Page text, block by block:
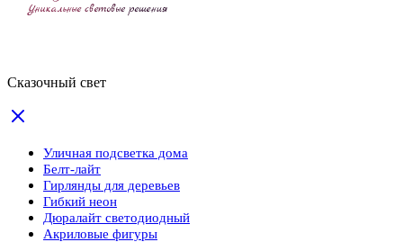
Сказочный свет
Уличная подсветка дома
Белт-лайт
Гирлянды для деревьев
Гибкий неон
Дюралайт светодиодный
Акриловые фигуры